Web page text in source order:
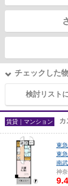
チェックした
検討リスト
賃貸｜マンション
東
東
南
神
9.4